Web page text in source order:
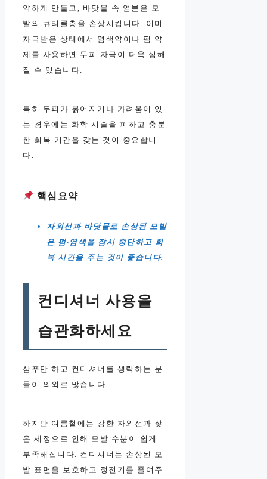
약하게 만들고, 바닷물 속 염분은 모
발의 큐티클층을 손상시킵니다. 이미
자극받은 상태에서 염색약이나 펌 약
제를 사용하면 두피 자극이 더욱 심해
질 수 있습니다.
특히 두피가 붉어지거나 가려움이 있
는 경우에는 화학 시술을 피하고 충분
한 회복 기간을 갖는 것이 중요합니
다.
핵심요약
자외선과 바닷물로 손상된 모발
은 펌·염색을 잠시 중단하고 회
복 시간을 주는 것이 좋습니다.
컨디셔너 사용을
습관화하세요
샴푸만 하고 컨디셔너를 생략하는 분
들이 의외로 많습니다.
하지만 여름철에는 강한 자외선과 잦
은 세정으로 인해 모발 수분이 쉽게
부족해집니다. 컨디셔너는 손상된 모
발 표면을 보호하고 정전기를 줄여주